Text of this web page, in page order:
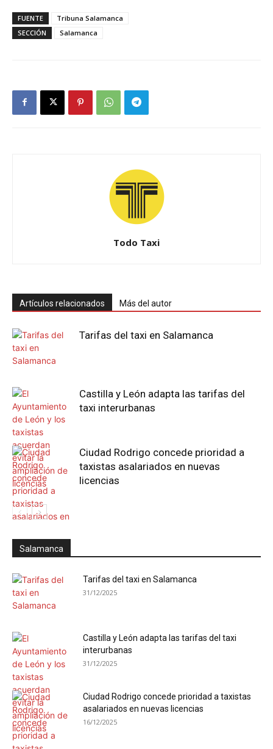
FUENTE
Tribuna Salamanca
SECCIÓN
Salamanca
Todo Taxi
Artículos relacionados Más del autor
Tarifas del taxi en Salamanca
Castilla y León adapta las tarifas del
taxi interurbanas
Ciudad Rodrigo concede prioridad a
taxistas asalariados en nuevas
licencias
Salamanca
Tarifas del taxi en Salamanca
31/12/2025
Castilla y León adapta las tarifas del taxi
interurbanas
31/12/2025
Ciudad Rodrigo concede prioridad a taxistas
asalariados en nuevas licencias
16/12/2025